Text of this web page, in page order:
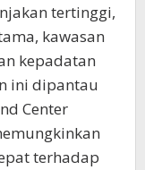
tertinggi,
kawasan
kepadatan
ini dipantau
Center
terhadap